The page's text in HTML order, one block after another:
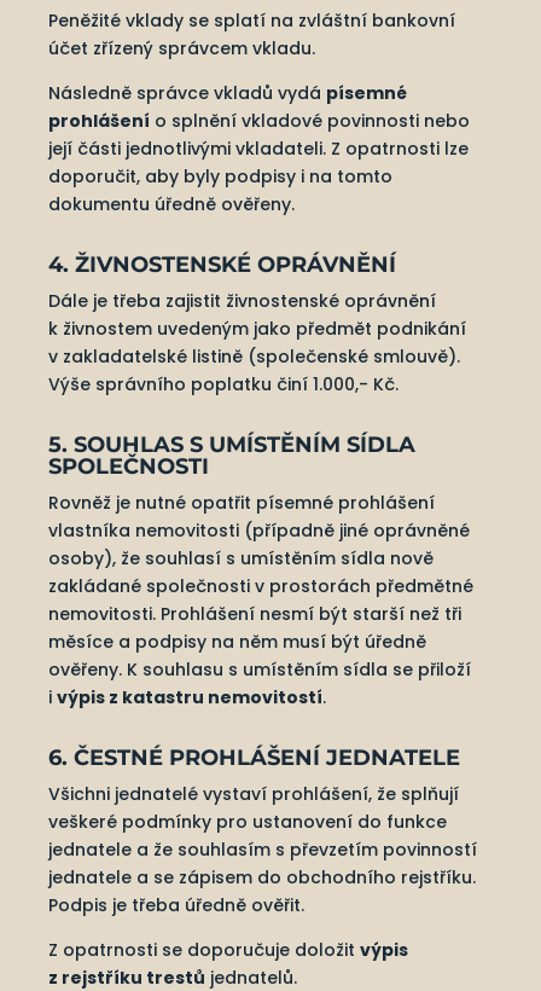
Peněžité vklady se splatí na zvláštní bankovní
účet zřízený správcem vkladu.
Následně správce vkladů vydá písemné
prohlášení o splnění vkladové povinnosti nebo
její části jednotlivými vkladateli. Z opatrnosti lze
doporučit, aby byly podpisy i na tomto
dokumentu úředně ověřeny.
4. ŽIVNOSTENSKÉ OPRÁVNĚNÍ
Dále je třeba zajistit živnostenské oprávnění
k živnostem uvedeným jako předmět podnikání
v zakladatelské listině (společenské smlouvě).
Výše správního poplatku činí 1.000,- Kč.
5. SOUHLAS S UMÍSTĚNÍM SÍDLA
SPOLEČNOSTI
Rovněž je nutné opatřit písemné prohlášení
vlastníka nemovitosti (případně jiné oprávněné
osoby), že souhlasí s umístěním sídla nově
zakládané společnosti v prostorách předmětné
nemovitosti. Prohlášení nesmí být starší než tři
měsíce a podpisy na něm musí být úředně
ověřeny. K souhlasu s umístěním sídla se přiloží
ivýpis z katastru nemovitostí.
6. ČESTNÉ PROHLÁŠENÍ JEDNATELE
Všichni jednatelé vystaví prohlášení, že splňují
veškeré podmínky pro ustanovení do funkce
jednatele a že souhlasím s převzetím povinností
jednatele a se zápisem do obchodního rejstříku.
Podpis je třeba úředně ověřit.
Z opatrnosti se doporučuje doložitvýpis
z rejstříku trestů jednatelů.